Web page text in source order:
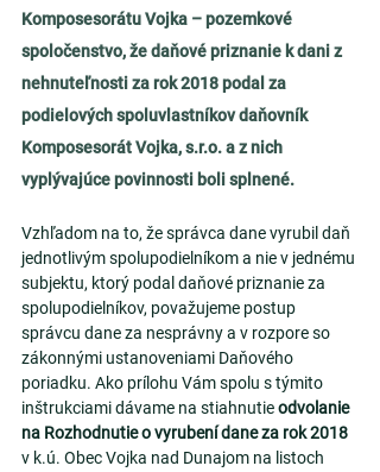
Komposesorátu Vojka – pozemkové
spoločenstvo, že daňové priznanie k dani z
nehnuteľnosti za rok 2018 podal za
podielových spoluvlastníkov daňovník
Komposesorát Vojka, s.r.o. a z nich
vyplývajúce povinnosti boli splnené.
Vzhľadom na to, že správca dane vyrubil daň
jednotlivým spolupodielníkom a nie v jednému
subjektu, ktorý podal daňové priznanie za
spolupodielníkov, považujeme postup
správcu dane za nesprávny a v rozpore so
zákonnými ustanoveniami Daňového
poriadku. Ako prílohu Vám spolu s týmito
inštrukciami dávame na stiahnutie odvolanie
na Rozhodnutie o vyrubení dane za rok 2018
v k.ú. Obec Vojka nad Dunajom na listoch